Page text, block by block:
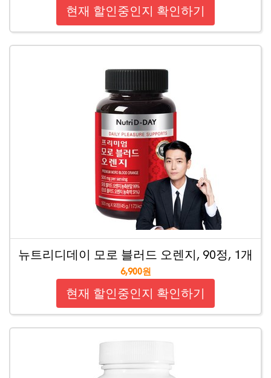
현재 할인중인지 확인하기
뉴트리디데이 모로 블러드 오렌지, 90정, 1개
6,900원
현재 할인중인지 확인하기